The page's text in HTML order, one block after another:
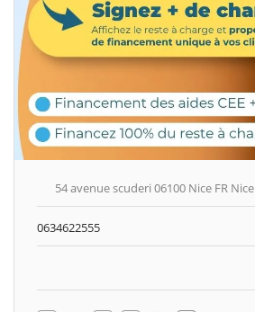
54 avenue scuderi 06100 Nice FR Nice
0634622555